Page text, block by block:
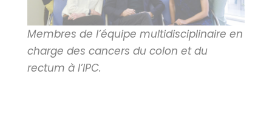
Membres de l’équipe multidisciplinaire en
charge des cancers du colon et du
rectum à l’IPC.